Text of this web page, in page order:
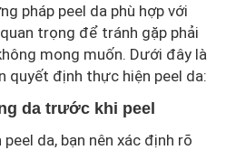
pháp peel da phù hợp với
trọng để tránh gặp phải
mong muốn. Dưới đây là
quyết định thực hiện peel da:
da trước khi peel
da, bạn nên xác định rõ